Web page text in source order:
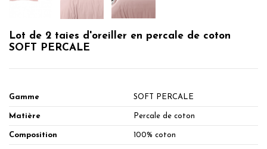
Lot de 2 taies d'oreiller en percale de coton
SOFT PERCALE
Gamme SOFT PERCALE
Matière Percale de coton
Composition 100% coton